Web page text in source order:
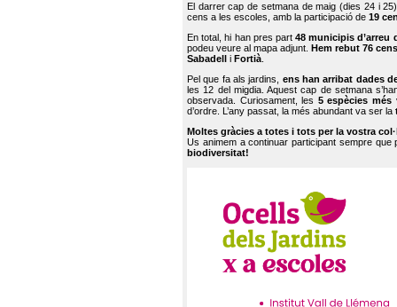
El darrer cap de setmana de maig (dies 24 i
cens a les escoles, amb la participació de 19
En total, hi han pres part48 municipis d’arreu
podeu veure al mapa adjunt. Hem rebut 76
Sabadell
i Fortià.
Pel que fa als jardins, ens han arribat dades
les 12 del migdia. Aquest cap de setmana
observada. Curiosament, les 5 espècies més
d’ordre. L’any passat, la més abundant va ser la
Moltes gràcies a totes i tots per la vostra
Us animem a continuar participant sempre que
biodiversitat!